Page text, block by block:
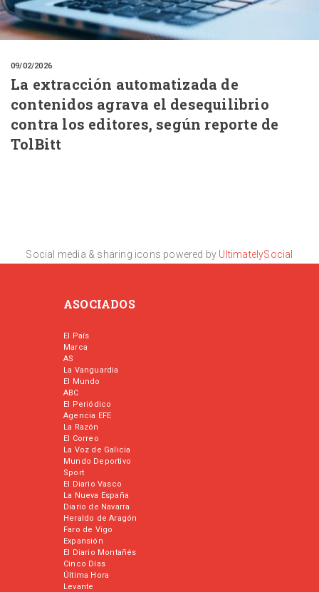
09/02/2026
La extracción automatizada de
contenidos agrava el desequilibrio
contra los editores, según reporte de
TolBitt
Social media & sharing icons powered by UltimatelySocial
ASOCIADOS
El País
Marca
AS
La Vanguardia
El Mundo
ABC
El Periódico
Agencia EFE
La Razón
El Correo
La Voz de Galicia
Mundo Deportivo
Sport
El Diario Vasco
La Nueva España
Diario de Navarra
Heraldo de Aragón
Faro de Vigo
Expansión
El Diario Montañés
Cinco Días
Última Hora
Levante